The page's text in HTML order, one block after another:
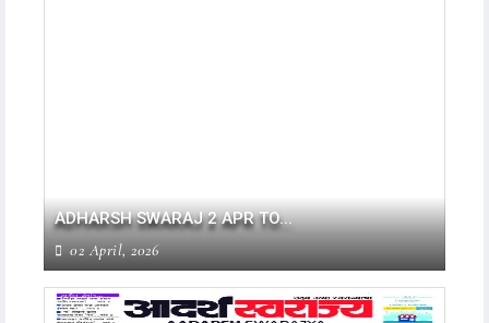
ADHARSH SWARAJ 2 APR TO...
02 April, 2026